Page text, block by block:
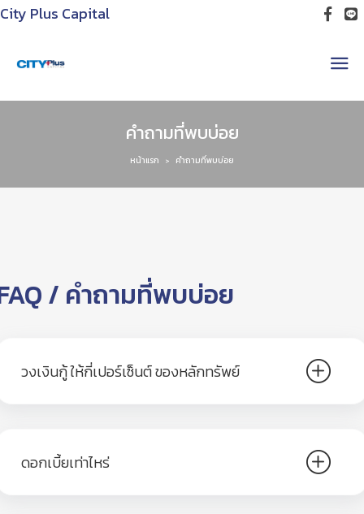
City Plus Capital
คำถามที่พบบ่อย
หน้าแรก > คำถามที่พบบ่อย
/ คำถามที่พบบ่อย
วงเงินกู้ ให้กี่เปอร์เซ็นต์ ของหลักทรัพย์
ดอกเบี้ยเท่าไหร่